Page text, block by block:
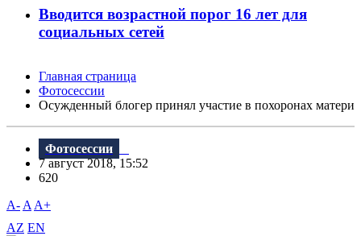
Вводится возрастной порог 16 лет для
социальных сетей
Главная страница
Фотосессии
Осужденный блогер принял участие в похоронах матери
Фотосессии
7 август 2018, 15:52
620
A- A A+
AZ EN